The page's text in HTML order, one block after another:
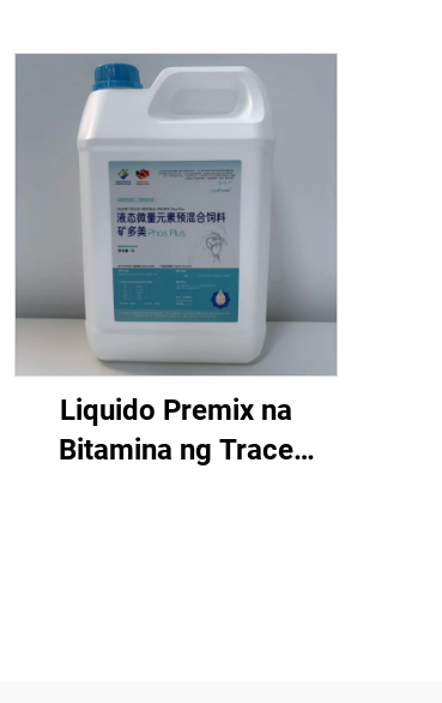
Liquido Premix na
Bitamina ng Trace